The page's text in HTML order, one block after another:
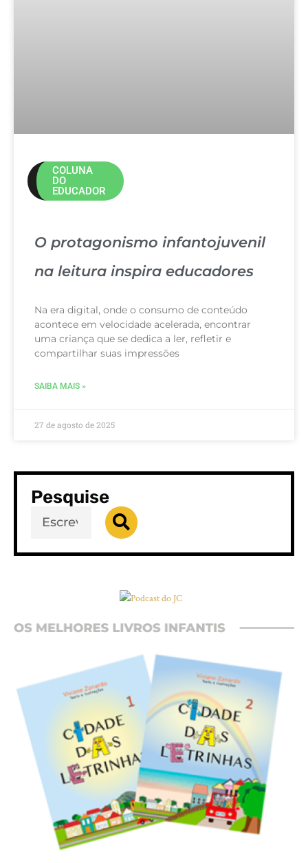
COLUNA
DO
EDUCADOR
O protagonismo infantojuvenil
na leitura inspira educadores
Na era digital, onde o consumo de conteúdo
acontece em velocidade acelerada, encontrar
uma criança que se dedica a ler, refletir e
compartilhar suas impressões
SAIBA MAIS »
27 de agosto de 2025
Pesquise